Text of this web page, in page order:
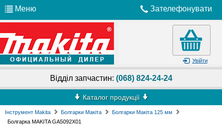
Меню Зателефонувати
Увійти
Відділ запчастин: (068) 824-24-24
Каталог продукції
Інструмент Makita Болгарки Макіта
Болгарки Макіта 125 мм
Болгарка MAKITA GA5092X01